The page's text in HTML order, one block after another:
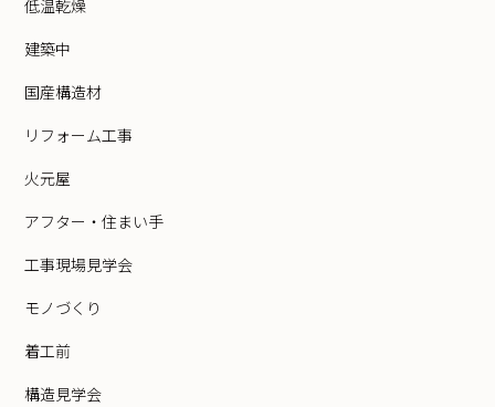
低温乾燥
建築中
国産構造材
リフォーム工事
火元屋
アフター・住まい手
工事現場見学会
モノづくり
着工前
構造見学会